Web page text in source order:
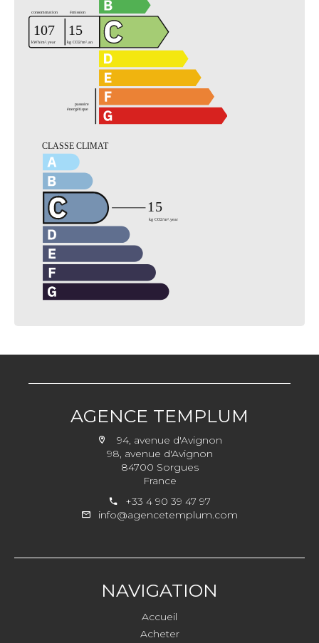
AGENCE TEMPLUM
94, avenue d'Avignon
98, avenue d'Avignon
84700 Sorgues
France
+33 4 90 39 47 97
info@agencetemplum.com
NAVIGATION
Accueil
Acheter